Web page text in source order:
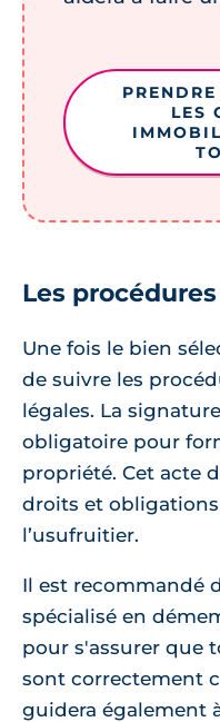
LES
Les
Une fois le bien
de suivre les
légales. La
obligatoire pour
propriété. Cet acte
droits et
l’usufruitier.
Il est recommandé
spécialisé en
pour s'assurer que
sont correctement
guidera également